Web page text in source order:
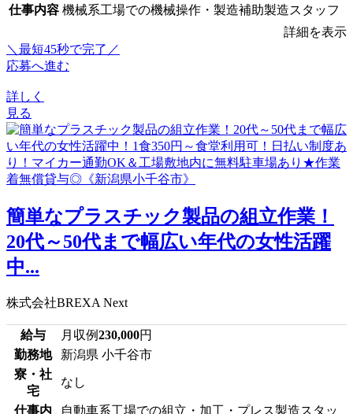
仕事内容 機械系工場での機械操作・製造補助製造スタッフ
詳細を表示
＼最短45秒で完了／
応募へ進む
詳しく
見る
簡単なプラスチック製品の組立作業！
20代～50代まで幅広い年代の女性活躍
中...
株式会社BREXA Next
給与 月収例230,000円
勤務地
新潟県 小千谷市
寮・社
宅
なし
仕事内 自動車系工場での組立・加工・プレス製造スタッ